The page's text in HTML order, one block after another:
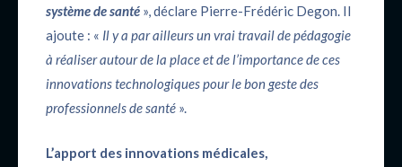
système de santé », déclare Pierre-Frédéric Degon. Il
ajoute : « Il y a par ailleurs un vrai travail de pédagogie
à réaliser autour de la place et de l’importance de ces
innovations technologiques pour le bon geste des
professionnels de santé ».
L’apport des innovations médicales,